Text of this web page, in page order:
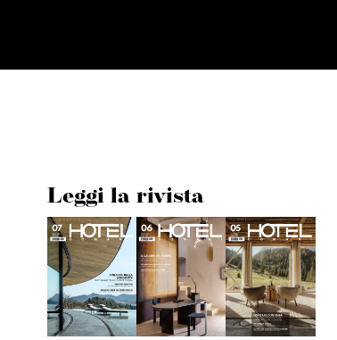
Leggi la rivista